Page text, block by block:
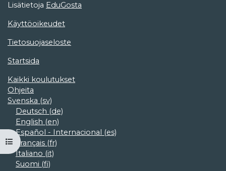
Öppna kursmenyn
Lisätietoja EduGosta
Käyttöoikeudet
Tietosuojaseloste
Startsida
Kaikki koulutukset
Ohjeita
Svenska ‎(sv)‎
Deutsch ‎(de)‎
English ‎(en)‎
Español - Internacional ‎(es)‎
Français ‎(fr)‎
Italiano ‎(it)‎
Suomi ‎(fi)‎